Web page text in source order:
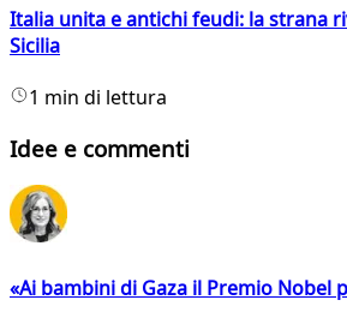
Italia unita e antichi feudi: la strana
Sicilia
1 min di lettura
Idee e commenti
«Ai bambini di Gaza il Premio Nobel